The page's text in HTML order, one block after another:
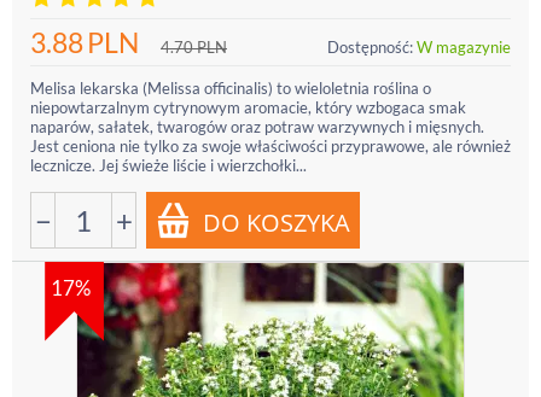
3.88PLN 4.70PLN Dostępność:W magazynie
Melisa lekarska (Melissa officinalis) to wieloletnia roślina o
niepowtarzalnym cytrynowym aromacie, który wzbogaca smak
naparów, sałatek, twarogów oraz potraw warzywnych i mięsnych.
Jest ceniona nie tylko za swoje właściwości przyprawowe, ale również
lecznicze. Jej świeże liście i wierzchołki...
− +
17%